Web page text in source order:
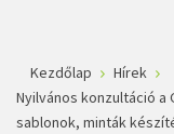
Kezdőlap
Hírek
Nyilvános konzultáció a
sablonok, minták